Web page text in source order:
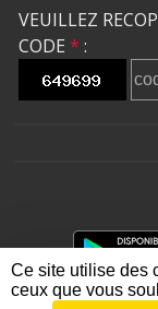
VEUILLEZ
CODE * :
Ce site utilise des
ceux que vous